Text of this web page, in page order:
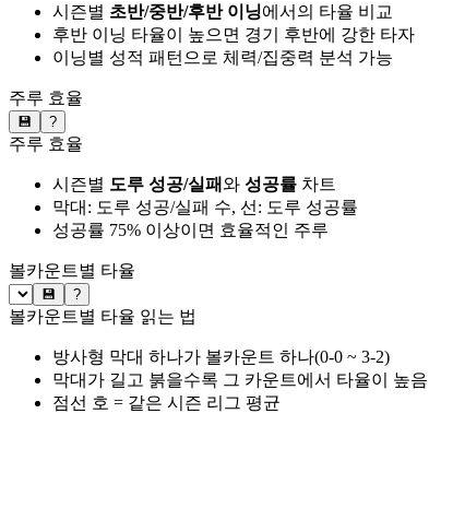
시즌별 초반/중반/후반 이닝에서의 타율 비교
후반 이닝 타율이 높으면 경기 후반에 강한 타자
이닝별 성적 패턴으로 체력/집중력 분석 가능
주루 효율
💾 ?
주루 효율
시즌별 도루 성공/실패와 성공률 차트
막대: 도루 성공/실패 수, 선: 도루 성공률
성공률 75% 이상이면 효율적인 주루
볼카운트별 타율
💾 ?
볼카운트별 타율 읽는 법
방사형 막대 하나가 볼카운트 하나(0-0 ~ 3-2)
막대가 길고 붉을수록 그 카운트에서 타율이 높음
점선 호 = 같은 시즌 리그 평균